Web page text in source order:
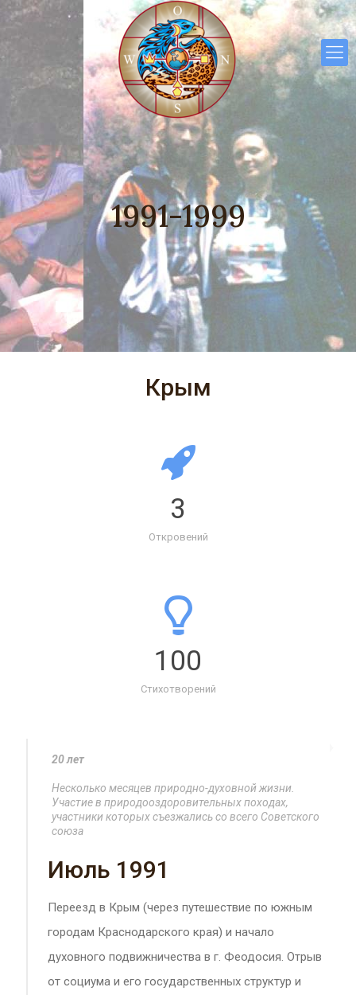
1991-1999
Крым
3
Откровений
100
Стихотворений
20 лет
Несколько месяцев природно-духовной жизни.
Участие в природооздоровительных походах,
участники которых съезжались со всего Советского
союза
Июль 1991
Переезд в Крым (через путешествие по южным
городам Краснодарского края) и начало
духовного подвижничества в г. Феодосия. Отрыв
от социума и его государственных структур и